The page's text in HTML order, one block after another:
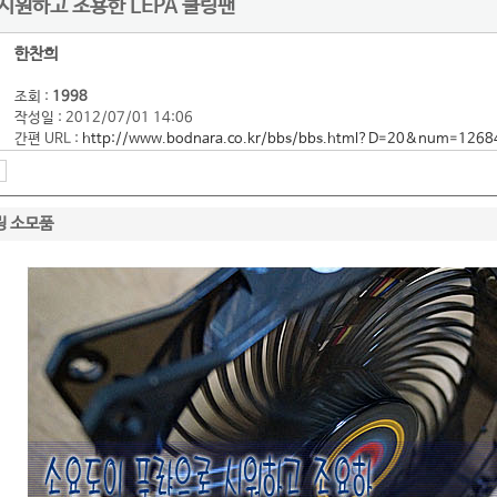
원하고 조용한 LEPA 쿨링팬
한찬희
조회 : 1998
작성일 : 2012/07/01 14:06
간편 URL : http://www.bodnara.co.kr/bbs/
소모품